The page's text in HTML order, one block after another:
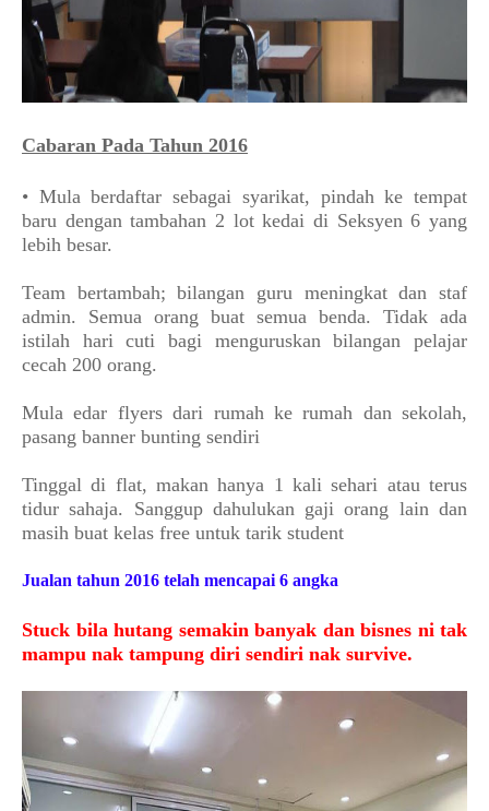
Cabaran Pada Tahun 2016
• Mula berdaftar sebagai syarikat, pindah ke tempat
baru dengan tambahan 2 lot kedai di Seksyen 6 yang
lebih besar.
Team bertambah; bilangan guru meningkat dan staf
admin. Semua orang buat semua benda. Tidak ada
istilah hari cuti bagi menguruskan bilangan pelajar
cecah 200 orang.
Mula edar flyers dari rumah ke rumah dan sekolah,
pasang banner bunting sendiri
Tinggal di flat, makan hanya 1 kali sehari atau terus
tidur sahaja. Sanggup dahulukan gaji orang lain dan
masih buat kelas free untuk tarik student
Jualan tahun 2016 telah mencapai 6 angka
Stuck bila hutang semakin banyak dan bisnes ni tak
mampu nak tampung diri sendiri nak survive.